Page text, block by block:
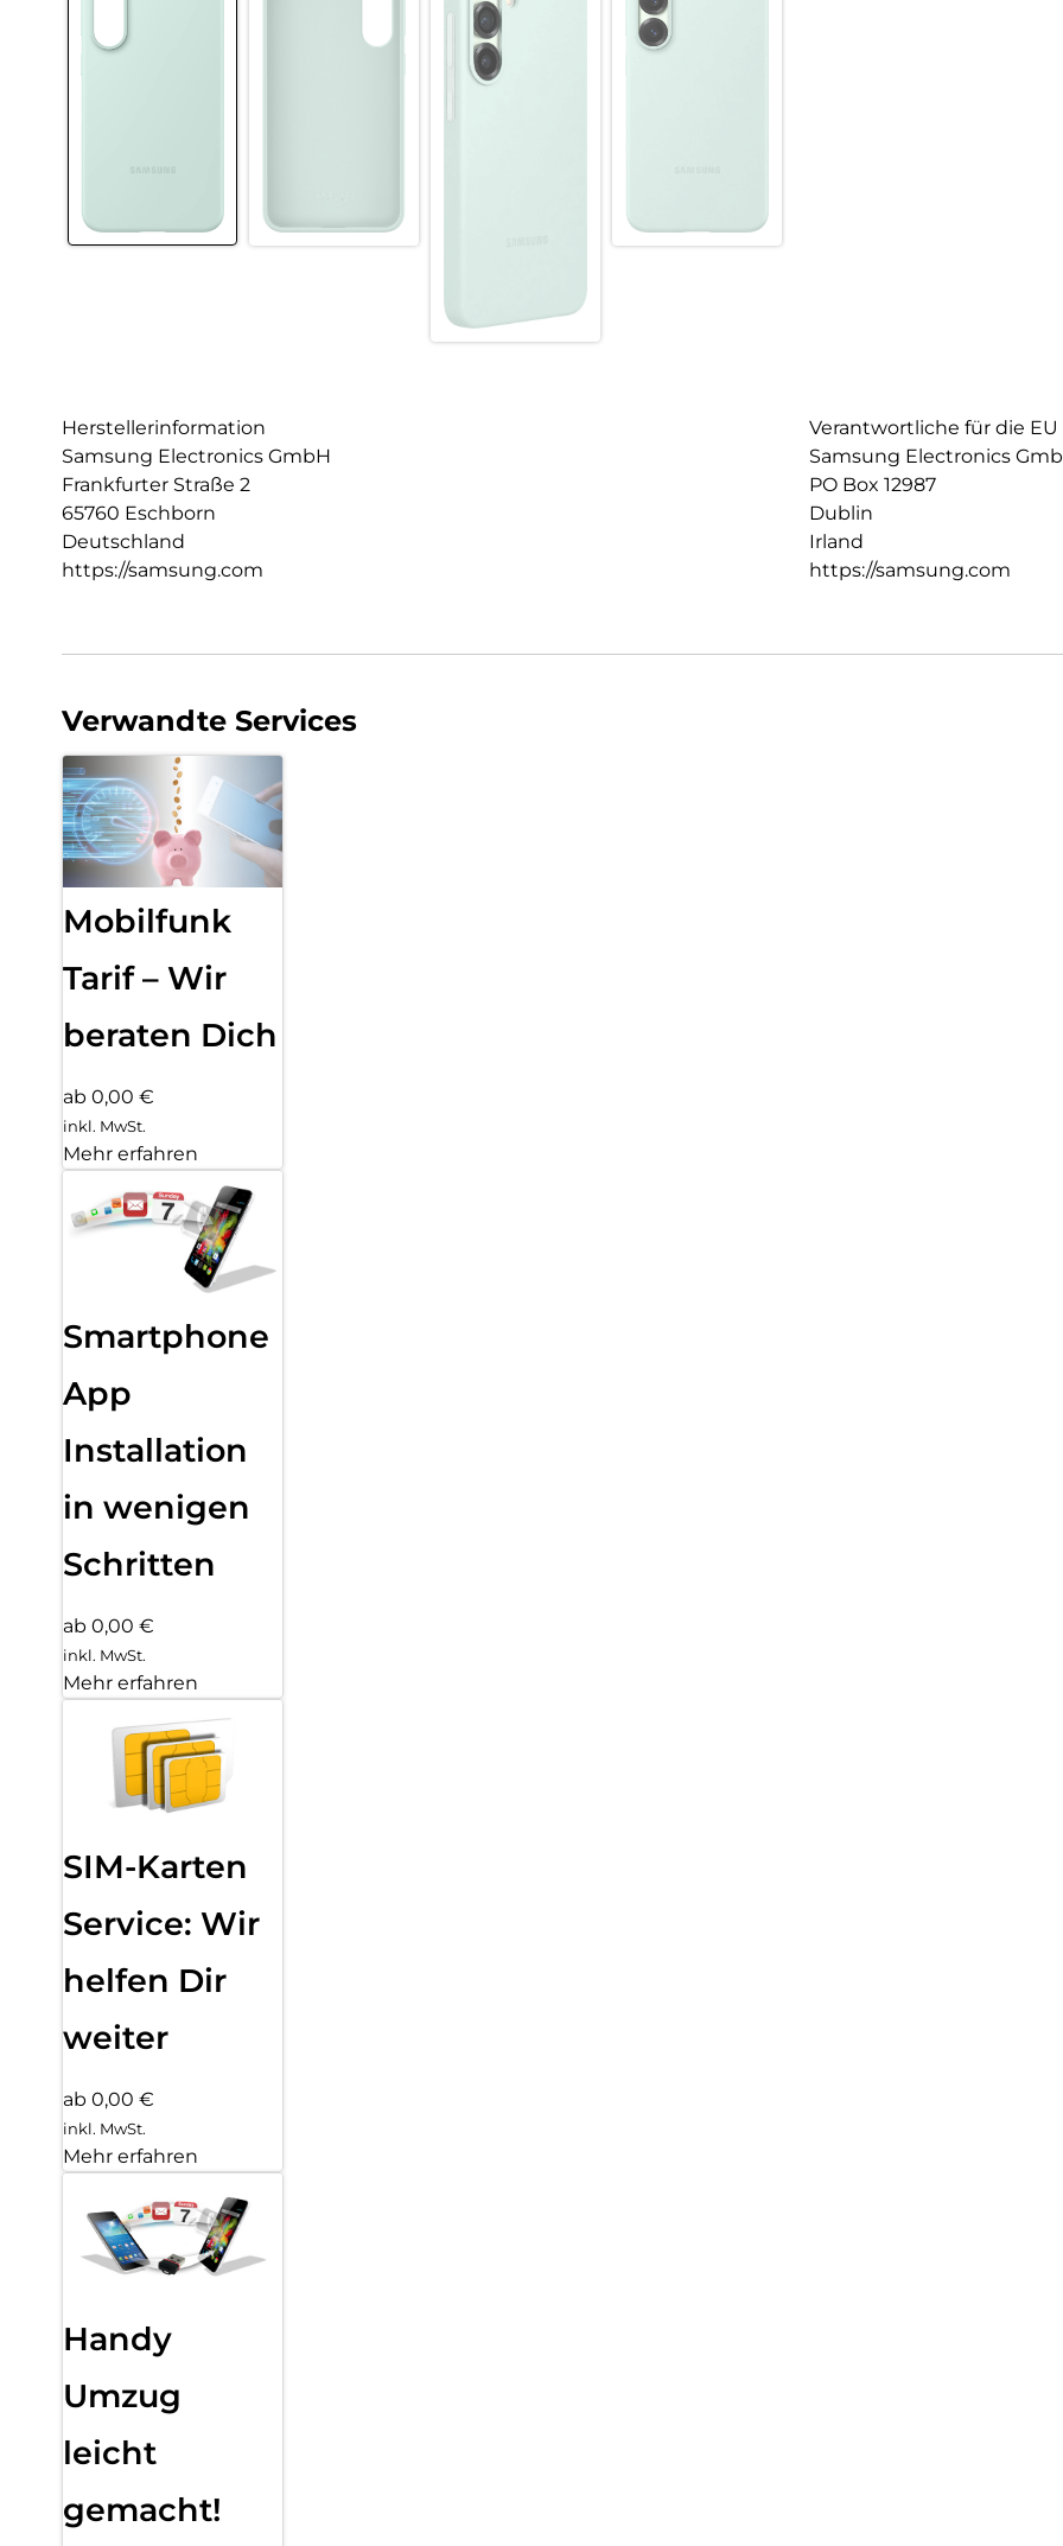
Herstellerinformation
Samsung Electronics GmbH
Frankfurter Straße 2
65760 Eschborn
Deutschland
https://samsung.com
Verantwortliche für die EU
Samsung Electronics
PO Box 12987
Dublin
Irland
https://samsung.com
Verwandte Services
Mobilfunk
Tarif – Wir
beraten Dich
ab 0,00 €
inkl. MwSt.
Mehr erfahren
Smartphone
App
Installation
in wenigen
Schritten
ab 0,00 €
inkl. MwSt.
Mehr erfahren
SIM-Karten
Service: Wir
helfen Dir
weiter
ab 0,00 €
inkl. MwSt.
Mehr erfahren
Handy
Umzug
leicht
gemacht!